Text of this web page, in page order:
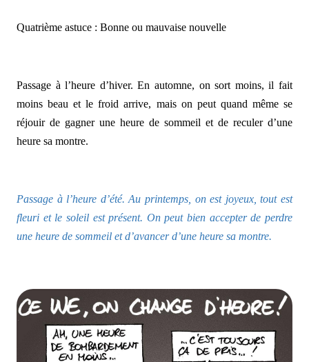
Quatrième astuce : Bonne ou mauvaise nouvelle
Passage à l’heure d’hiver. En automne, on sort moins, il fait
moins beau et le froid arrive, mais on peut quand même se
réjouir de gagner une heure de sommeil et de reculer d’une
heure sa montre.
Passage à l’heure d’été. Au printemps, on est joyeux, tout est
fleuri et le soleil est présent. On peut bien accepter de perdre
une heure de sommeil et d’avancer d’une heure sa montre.